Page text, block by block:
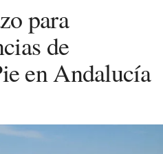
para
de
en Andalucía